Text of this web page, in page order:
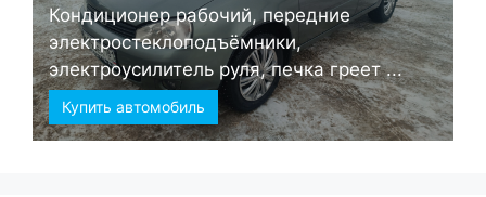
Кондиционер рабочий, передние
электростеклоподъёмники,
электроусилитель руля, печка греет ...
Купить автомобиль